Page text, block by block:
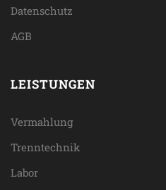
Datenschutz
AGB
LEISTUNGEN
Vermahlung
Trenntechnik
Labor